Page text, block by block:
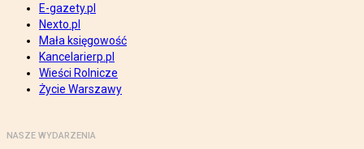
E-gazety.pl
Nexto.pl
Mała księgowość
Kancelarierp.pl
Wieści Rolnicze
Życie Warszawy
NASZE WYDARZENIA